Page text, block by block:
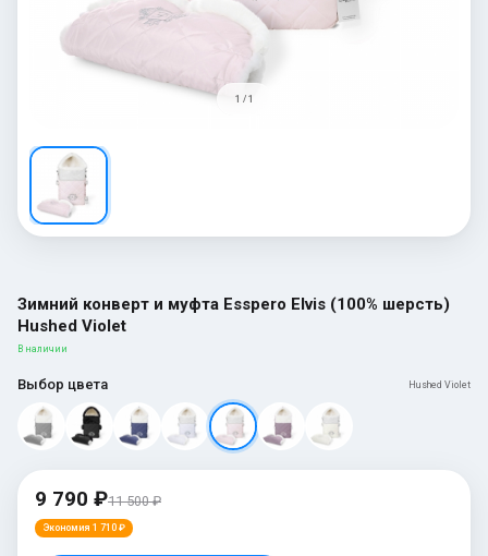
1 / 1
Зимний конверт и муфта Esspero Elvis (100% шерсть)
Hushed Violet
В наличии
Выбор цвета Hushed Violet
9 790 ₽11 500 ₽
Экономия 1 710 ₽